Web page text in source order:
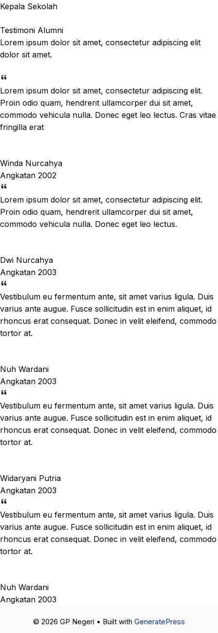
Kepala Sekolah
Testimoni Alumni
Lorem ipsum dolor sit amet, consectetur adipiscing elit
dolor sit amet.
Lorem ipsum dolor sit amet, consectetur adipiscing elit.
Proin odio quam, hendrerit ullamcorper dui sit amet,
commodo vehicula nulla. Donec eget leo lectus. Cras vitae
fringilla erat
Winda Nurcahya
Angkatan 2002
Lorem ipsum dolor sit amet, consectetur adipiscing elit.
Proin odio quam, hendrerit ullamcorper dui sit amet,
commodo vehicula nulla. Donec eget leo lectus.
Dwi Nurcahya
Angkatan 2003
Vestibulum eu fermentum ante, sit amet varius ligula. Duis
varius ante augue. Fusce sollicitudin est in enim aliquet, id
rhoncus erat consequat. Donec in velit eleifend, commodo
tortor at.
Nuh Wardani
Angkatan 2003
Vestibulum eu fermentum ante, sit amet varius ligula. Duis
varius ante augue. Fusce sollicitudin est in enim aliquet, id
rhoncus erat consequat. Donec in velit eleifend, commodo
tortor at.
Widaryani Putria
Angkatan 2003
Vestibulum eu fermentum ante, sit amet varius ligula. Duis
varius ante augue. Fusce sollicitudin est in enim aliquet, id
rhoncus erat consequat. Donec in velit eleifend, commodo
tortor at.
Nuh Wardani
Angkatan 2003
© 2026 GP Negeri • Built with GeneratePress